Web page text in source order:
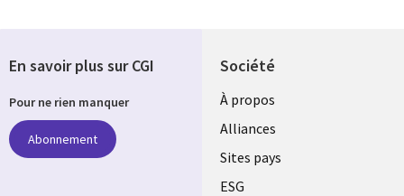
Société
À propos
Alliances
Sites pays
ESG
En savoir plus sur CGI
Pour ne rien manquer
Abonnement